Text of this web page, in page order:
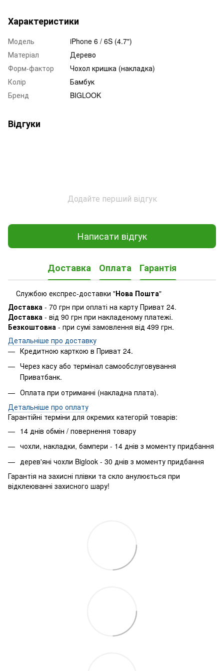
Характеристики
Модель
iPhone 6 / 6S (4.7")
Матеріал
Дерево
Форм-фактор
Чохол кришка (накладка)
Колір
Бамбук
Бренд
BIGLOOK
Відгуки
Додайте перший відгук
Написати відгук
Доставка Оплата Гарантія
Службою експрес-доставки "Нова Пошта"
Доставка - 70 грн при оплаті на карту Приват 24.
Доставка - від 90 грн при накладеному платежі.
Безкоштовна - при сумі замовлення від 499 грн.
Детальніше про доставку
Кредитною карткою в Приват 24.
Через касу або термінал самообслуговування
Приватбанк.
Оплата при отриманні (накладна плата).
​Детальніше про оплату
Гарантійні терміни для окремих категорій товарів:
14 днів обмін / повернення товару
чохли, накладки, бампери - 14 днів з моменту придбання
дерев'яні чохли Biglook - 30 днів з моменту придбання
Гарантія на захисні плівки та скло анулюється при
відклеюванні захисного шару!